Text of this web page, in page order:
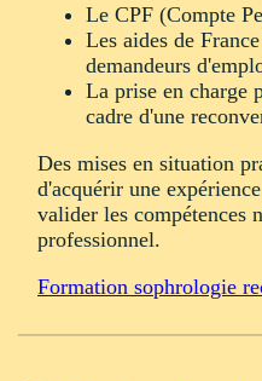
Le CPF (Compte
Les aides de
demandeurs
La prise en charge
cadre d'une
Des mises en situation
d'acquérir une
valider les compétences
professionnel.
Formation sophrologie